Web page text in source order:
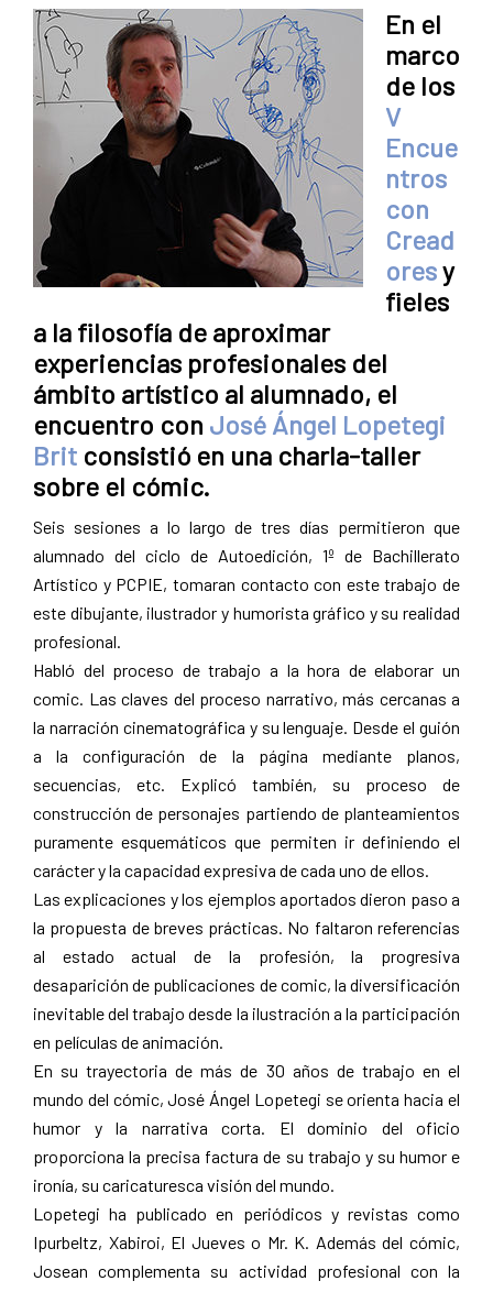
En el
marco
de los
V
Encue
ntros
con
Cread
oresy
fieles
a la filosofía de aproximar
experiencias profesionales del
ámbito artístico al alumnado, el
encuentro con José Ángel Lopetegi
Brit consistió en una charla-taller
sobre el cómic.
Seis sesiones a lo largo de tres días permitieron que
alumnado del ciclo de Autoedición, 1º de Bachillerato
Artístico y PCPIE, tomaran contacto con este trabajo de
este dibujante, ilustrador y humorista gráfico y su realidad
profesional.
Habló del proceso de trabajo a la hora de elaborar un
comic. Las claves del proceso narrativo, más cercanas a
la narración cinematográfica y su lenguaje. Desde el guión
a la configuración de la página mediante planos,
secuencias, etc. Explicó también, su proceso de
construcción de personajes partiendo de planteamientos
puramente esquemáticos que permiten ir definiendo el
carácter y la capacidad expresiva de cada uno de ellos.
Las explicaciones y los ejemplos aportados dieron paso a
la propuesta de breves prácticas. No faltaron referencias
al estado actual de la profesión, la progresiva
desaparición de publicaciones de comic, la diversificación
inevitable del trabajo desde la ilustración a la participación
en películas de animación.
En su trayectoria de más de 30 años de trabajo en el
mundo del cómic, José Án­gel Lopetegi se orienta hacia el
humor y la na­rrativa corta. El dominio del oficio
proporciona la precisa factura de su trabajo y su humor e
ironía, su cari­caturesca visión del mundo.
Lopetegi ha publicado en periódi­cos y revistas como
Ipurbeltz, Xabi­roi, El Jueves o Mr. K. Además del cómic,
Josean comple­menta su actividad profesional con la